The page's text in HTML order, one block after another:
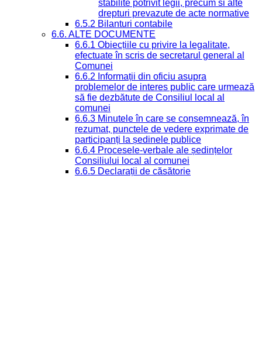
stabilite potrivit legii, precum si alte
drepturi prevazute de acte normative
6.5.2 Bilanturi contabile
6.6. ALTE DOCUMENTE
6.6.1 Obiecțiile cu privire la legalitate,
efectuate în scris de secretarul general al
Comunei
6.6.2 Informații din oficiu asupra
problemelor de interes public care urmează
să fie dezbătute de Consiliul local al
comunei
6.6.3 Minutele în care se consemnează, în
rezumat, punctele de vedere exprimate de
participanți la ședinele publice
6.6.4 Procesele-verbale ale ședințelor
Consiliului local al comunei
6.6.5 Declarații de căsătorie